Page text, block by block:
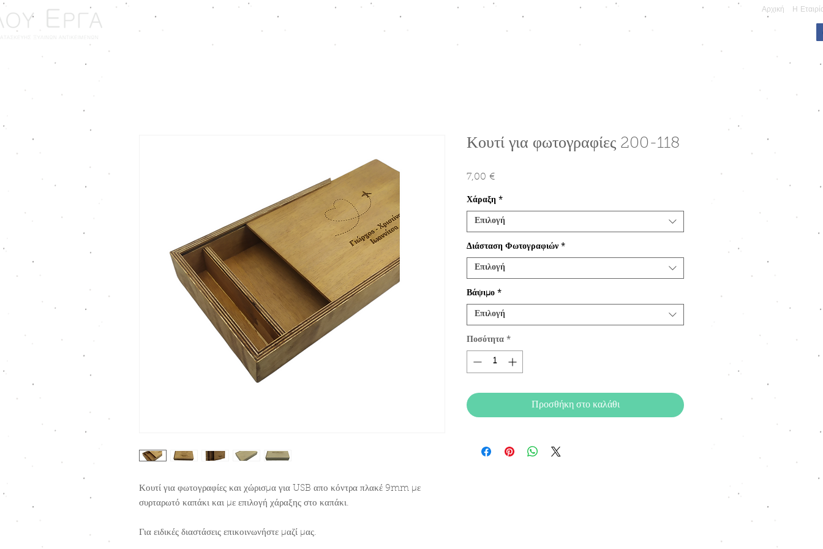
Αρχική Η
Κουτί για φωτογραφίες και χώρισμα για USB απο κόντρα πλακέ 9mm με
συρταρωτό καπάκι και με επιλογή χάραξης στο καπάκι.
Για ειδικές διαστάσεις επικοινωνήστε μαζί μας.
Κουτί για φωτογραφίες 200-118
7,00 €Τιμή
Χάραξη *
Επιλογή
Διάσταση Φωτογραφιών *
Επιλογή
Βάψιμο *
Επιλογή
Ποσότητα *
Προσθήκη στο καλάθι